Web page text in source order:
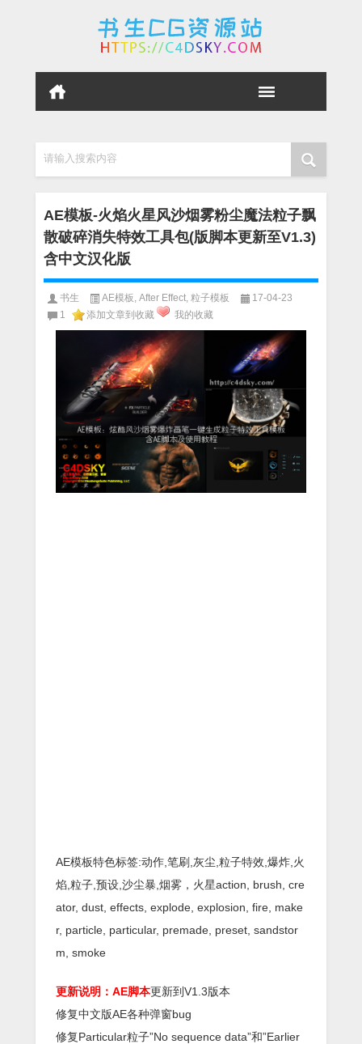
请输入搜索内容
AE模板-火焰火星风沙烟雾粉尘魔法粒子飘
散破碎消失特效工具包(版脚本更新至V1.3)
含中文汉化版
书生 AE模板 After Effect 粒子模板
17-04-23
1
添加文章到收藏 我的收藏
AE模板特色标签:动作,笔刷,灰尘,粒子特效,爆炸,火
焰,粒子,预设,沙尘暴,烟雾，火星action, brush, cre
ator, dust, effects, explode, explosion, fire, make
r, particle, particular, premade, preset, sandstor
m, smoke
更新说明：AE脚本更新到V1.3版本
修复中文版AE各种弹窗bug
修复Particular粒子”No sequence data”和”Earlier